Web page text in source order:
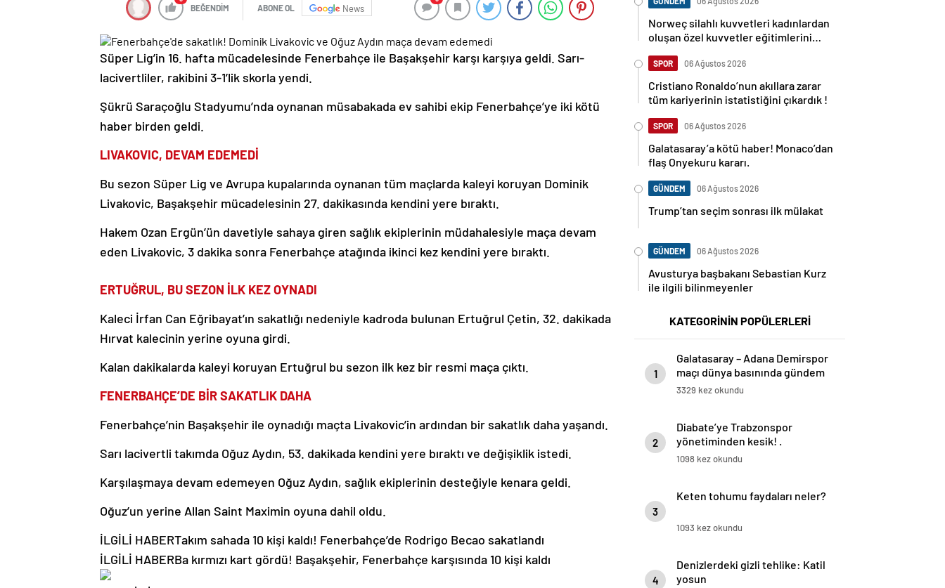
BEĞENDİM ABONE OL News
Süper Lig’in 16. hafta mücadelesinde Fenerbahçe ile Başakşehir karşı karşıya geldi. Sarı-
lacivertliler, rakibini 3-1’lik skorla yendi.
Şükrü Saraçoğlu Stadyumu’nda oynanan müsabakada ev sahibi ekip Fenerbahçe’ye iki kötü
haber birden geldi.
LIVAKOVIC, DEVAM EDEMEDİ
Bu sezon Süper Lig ve Avrupa kupalarında oynanan tüm maçlarda kaleyi koruyan Dominik
Livakovic, Başakşehir mücadelesinin 27. dakikasında kendini yere bıraktı.
Hakem Ozan Ergün’ün davetiyle sahaya giren sağlık ekiplerinin müdahalesiyle maça devam
eden Livakovic, 3 dakika sonra Fenerbahçe atağında ikinci kez kendini yere bıraktı.
ERTUĞRUL, BU SEZON İLK KEZ OYNADI
Kaleci İrfan Can Eğribayat’ın sakatlığı nedeniyle kadroda bulunan Ertuğrul Çetin, 32. dakikada
Hırvat kalecinin yerine oyuna girdi.
Kalan dakikalarda kaleyi koruyan Ertuğrul bu sezon ilk kez bir resmi maça çıktı.
FENERBAHÇE’DE BİR SAKATLIK DAHA
Fenerbahçe’nin Başakşehir ile oynadığı maçta Livakovic’in ardından bir sakatlık daha yaşandı.
Sarı lacivertli takımda Oğuz Aydın, 53. dakikada kendini yere bıraktı ve değişiklik istedi.
Karşılaşmaya devam edemeyen Oğuz Aydın, sağlık ekiplerinin desteğiyle kenara geldi.
Oğuz’un yerine Allan Saint Maximin oyuna dahil oldu.
İLGİLİ HABERTakım sahada 10 kişi kaldı! Fenerbahçe’de Rodrigo Becao sakatlandı
İLGİLİ HABERBa kırmızı kart gördü! Başakşehir, Fenerbahçe karşısında 10 kişi kaldı
Norweç silahlı kuvvetleri kadınlardan
oluşan özel kuvvetler eğitimlerini
SPOR 06 Ağustos 2026
Cristiano Ronaldo’nun akıllara zarar
tüm kariyerinin istatistiğini çıkardık !
SPOR 06 Ağustos 2026
Galatasaray’a kötü haber! Monaco’dan
flaş Onyekuru kararı.
GÜNDEM 06 Ağustos 2026
Trump’tan seçim sonrası ilk mülakat
GÜNDEM 06 Ağustos 2026
Avusturya başbakanı Sebastian Kurz
ile ilgili bilinmeyenler
KATEGORİNİN POPÜLERLERİ
1
Galatasaray – Adana Demirspor
maçı dünya basınında gündem
oldu! ‘Türkiye’de büyük rezalet’
3329 kez okundu
2
Diabate’ye Trabzonspor
yönetiminden kesik! .
1098 kez okundu
3
Keten tohumu faydaları neler?
1093 kez okundu
4
Denizlerdeki gizli tehlike: Katil
yosun